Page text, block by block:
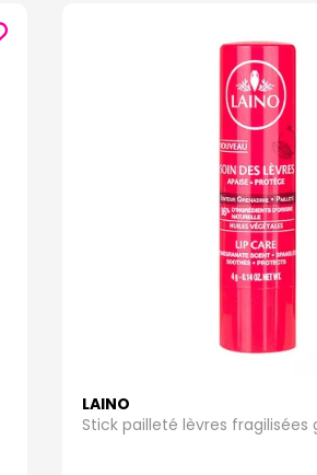
LAINO
Stick pailleté lèvres fragilisées